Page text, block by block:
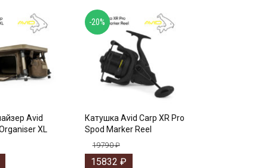
Avid
XL
Катушка Avid Carp XR Pro
Spod Marker Reel
19790₽
15832 ₽
-20%